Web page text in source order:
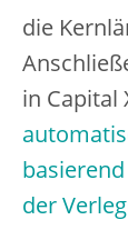
die
in Capital
der